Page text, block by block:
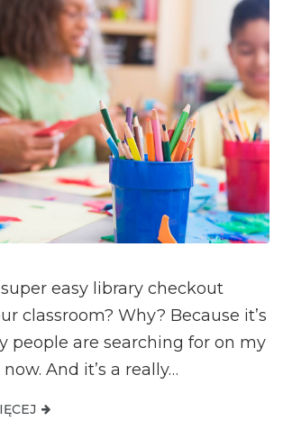
easy library checkout
classroom? Why? Because it’s
people are searching for on my
And it’s a really…